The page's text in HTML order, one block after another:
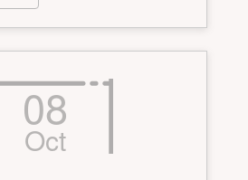
08
Oct